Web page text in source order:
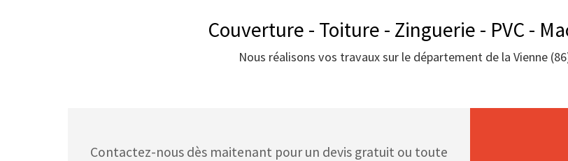
Couverture - Toiture - Zinguerie - PVC -
Nous réalisons vos travaux sur le département de la Vienne
Contactez-nous dès maitenant pour un devis gratuit ou toute